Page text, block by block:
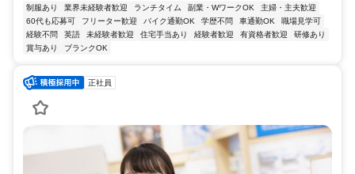
制服あり 業界未経験者歓迎 ランチタイム 副業・WワークOK
主婦・主夫歓迎
60代も応募可
フリーター歓迎 バイク通勤OK 学歴不問 車通勤OK
職場見学可
経験不問
英語 未経験者歓迎 住宅手当あり 経験者歓迎 有資格者歓迎
研修あり
賞与あり
ブランクOK
正社員